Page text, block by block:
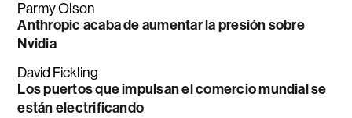
Parmy Olson
Anthropic acaba de aumentar la presión sobre
Nvidia
David Fickling
Los puertos que impulsan el comercio mundial se
están electrificando